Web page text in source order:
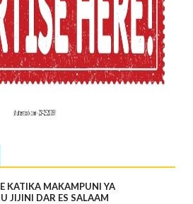
KATIKA MAKAMPUNI YA
JIJINI DAR ES SALAAM